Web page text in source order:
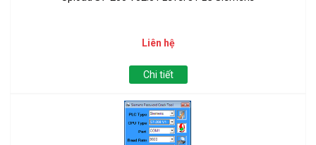
Liên hệ
Chi tiết